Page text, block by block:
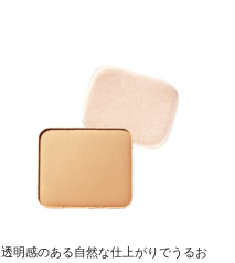
透明感のある自然な仕上がりでうるお